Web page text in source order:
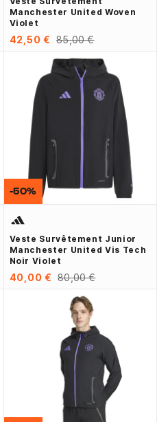
Manchester United Woven
Violet
42,50 € 85,00 €
Veste Survêtement Junior
Manchester United Vis Tech
Noir Violet
40,00 € 80,00 €
-50%